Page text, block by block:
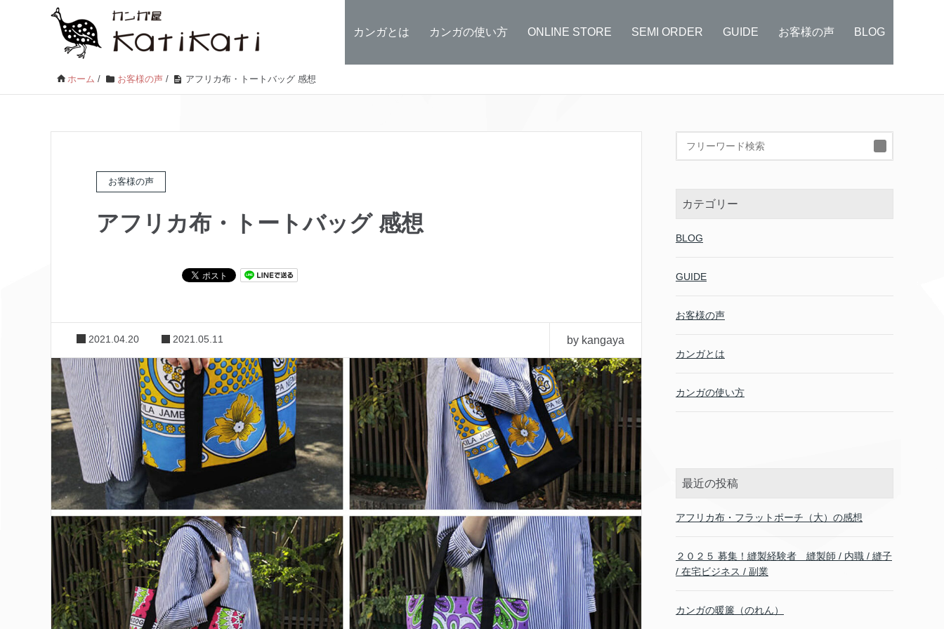
カンガとは カンガの使い方 ONLINE STORE SEMI ORDER GUIDE お客様の声 BLOG
ホーム / お客様の声 / アフリカ布・トートバッグ 感想
お客様の声
アフリカ布・トートバッグ 感想
2021.04.20 2021.05.11 by kangaya
カテゴリー
BLOG
GUIDE
お客様の声
カンガとは
カンガの使い方
最近の投稿
アフリカ布・フラットポーチ（大）の感想
２０２５ 募集！縫製経験者 縫製師 / 内職 / 縫子
/ 在宅ビジネス / 副業
カンガの暖簾（のれん）